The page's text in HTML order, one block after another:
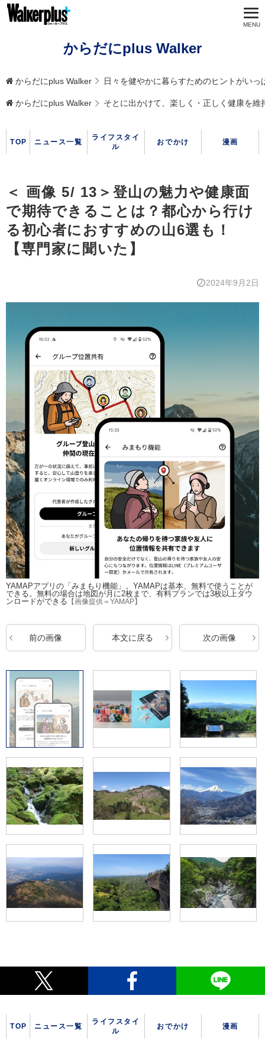
からだにplus Walker
からだにplus Walker 日々を健やかに暮らすためのヒントがいっ
からだにplus Walker そとに出かけて、楽しく・正しく健康を維
TOP ニュース一覧
ライフスタイ
ル
おでかけ 漫画
＜ 画像 5/ 13＞登山の魅力や健康面
で期待できることは？都心から行け
る初心者におすすめの山6選も！
【専門家に聞いた】
2024年9月2日
YAMAPアプリの「みまもり機能」。YAMAPは基本、無料で使うことが
できる。無料の場合は地図が月に2枚まで、有料プランでは3枚以上ダウ
ンロードができる 【画像提供＝YAMAP】
前の画像 本文に戻る 次の画像
TOP ニュース一覧
ライフスタイ
ル
おでかけ 漫画